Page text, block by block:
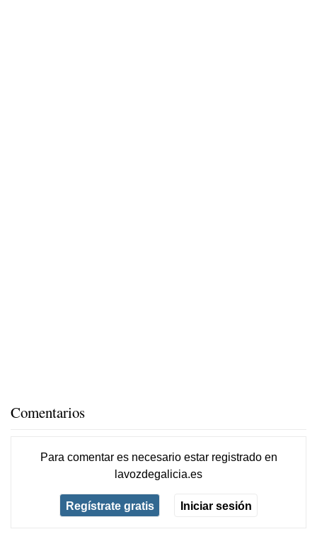
Comentarios
Para comentar es necesario estar registradoen
lavozdegalicia.es
Regístrate gratis Iniciar sesión